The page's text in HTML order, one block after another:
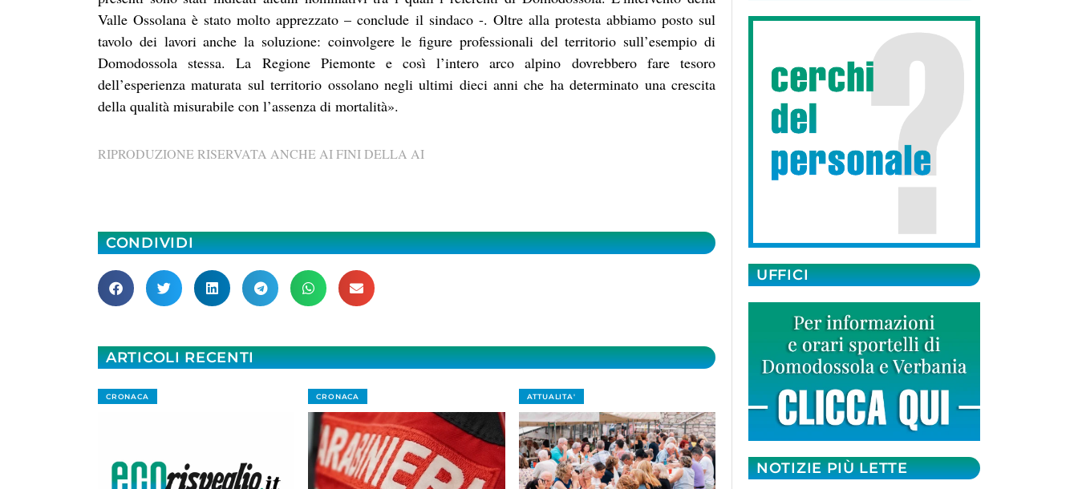
Valle Ossolana è stato molto apprezzato – conclude il sindaco -. Oltre alla protesta abbiamo posto sul
tavolo dei lavori anche la soluzione: coinvolgere le figure professionali del territorio sull’esempio di
Domodossola stessa. La Regione Piemonte e così l’intero arco alpino dovrebbero fare tesoro
dell’esperienza maturata sul territorio ossolano negli ultimi dieci anni che ha determinato una crescita
della qualità misurabile con l’assenza di mortalità».
RIPRODUZIONE RISERVATA ANCHE AI FINI DELLA AI
CONDIVIDI
ARTICOLI RECENTI
CRONACA CRONACA ATTUALITA'
UFFICI
NOTIZIE PIÙ LETTE